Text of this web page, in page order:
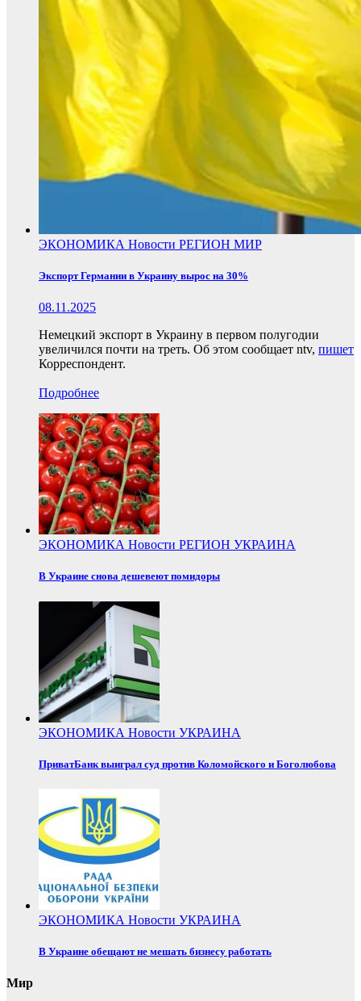
ЭКОНОМИКА Новости РЕГИОН МИР
Экспорт Германии в Украину вырос на 30%
08.11.2025
Немецкий экспорт в Украину в первом полугодии
увеличился почти на треть. Об этом сообщает ntv, пишет
Корреспондент.
Подробнее
ЭКОНОМИКА Новости РЕГИОН УКРАИНА
В Украине снова дешевеют помидоры
ЭКОНОМИКА Новости УКРАИНА
ПриватБанк выиграл суд против Коломойского и Боголюбова
ЭКОНОМИКА Новости УКРАИНА
В Украине обещают не мешать бизнесу работать
Мир